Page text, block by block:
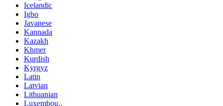
Icelandic
Igbo
Javanese
Kannada
Kazakh
Khmer
Kurdish
Kyrgyz
Latin
Latvian
Lithuanian
Luxembou..